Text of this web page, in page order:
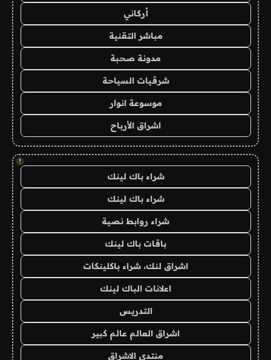
أركاني
مباشر التقنية
مدونة صحبة
شرقيات السياحة
موسوعة انوار
اشراق الأرباح
!
شراء باك لينك
شراء باك لينك
شراء روابط نصية
باقات باك لينك
اشراق لنك، شراء باكلينكات
اعلانات الباك لينك
التدريس
اشراق العالم عالم كبير
منتدى الاشراق